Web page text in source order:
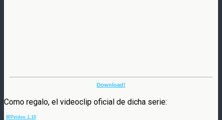
Download!
Como regalo, el videoclip oficial de dicha serie:
WPvideo 1.10